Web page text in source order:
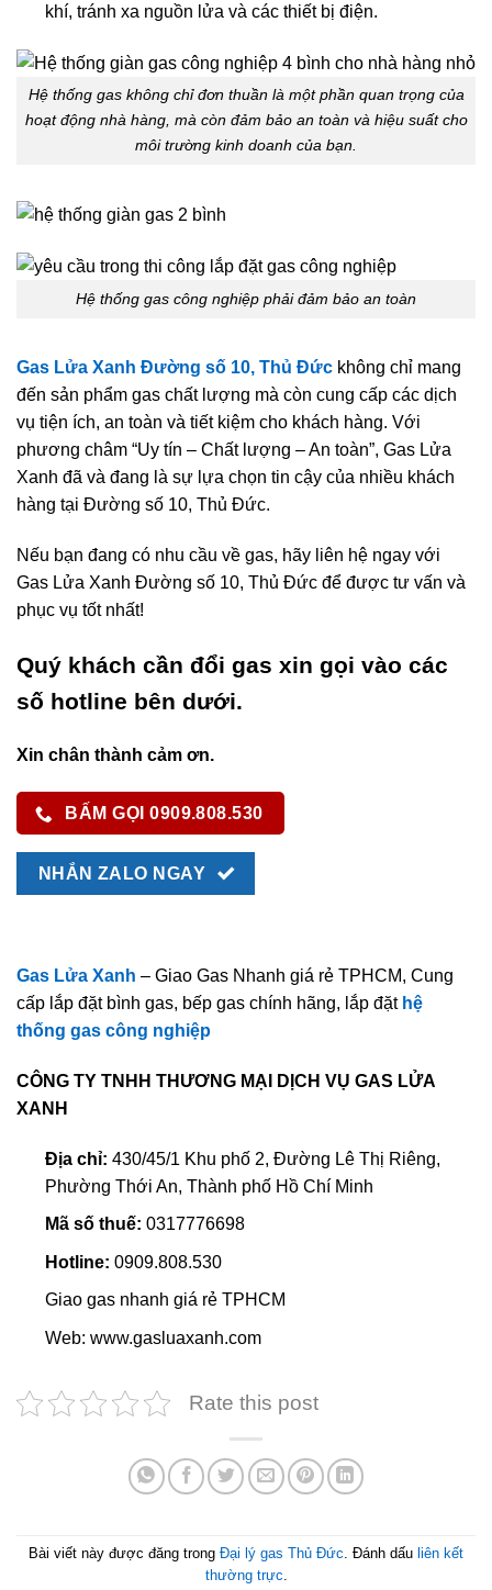
khí, tránh xa nguồn lửa và các thiết bị điện.
Hệ thống gas không chỉ đơn thuần là một phần quan trọng của
hoạt động nhà hàng, mà còn đảm bảo an toàn và hiệu suất cho
môi trường kinh doanh của bạn.
Hệ thống gas công nghiệp phải đảm bảo an toàn
Gas Lửa Xanh Đường số 10, Thủ Đức không chỉ mang
đến sản phẩm gas chất lượng mà còn cung cấp các dịch
vụ tiện ích, an toàn và tiết kiệm cho khách hàng. Với
phương châm “Uy tín – Chất lượng – An toàn”, Gas Lửa
Xanh đã và đang là sự lựa chọn tin cậy của nhiều khách
hàng tại Đường số 10, Thủ Đức.
Nếu bạn đang có nhu cầu về gas, hãy liên hệ ngay với
Gas Lửa Xanh Đường số 10, Thủ Đức để được tư vấn và
phục vụ tốt nhất!
Quý khách cần đổi gas xin gọi vào các
số hotline bên dưới.
Xin chân thành cảm ơn.
BẤM GỌI 0909.808.530
NHẮN ZALO NGAY
Gas Lửa Xanh – Giao Gas Nhanh giá rẻ TPHCM, Cung
cấp lắp đặt bình gas, bếp gas chính hãng, lắp đặt hệ
thống gas công nghiệp
CÔNG TY TNHH THƯƠNG MẠI DỊCH VỤ GAS LỬA
XANH
Địa chỉ: 430/45/1 Khu phố 2, Đường Lê Thị Riêng,
Phường Thới An, Thành phố Hồ Chí Minh
Mã số thuế: 0317776698
Hotline: 0909.808.530
Giao gas nhanh giá rẻ TPHCM
Web: www.gasluaxanh.com
Rate this post
Bài viết này được đăng trong Đại lý gas Thủ Đức. Đánh dấu liên kết
thường trực.